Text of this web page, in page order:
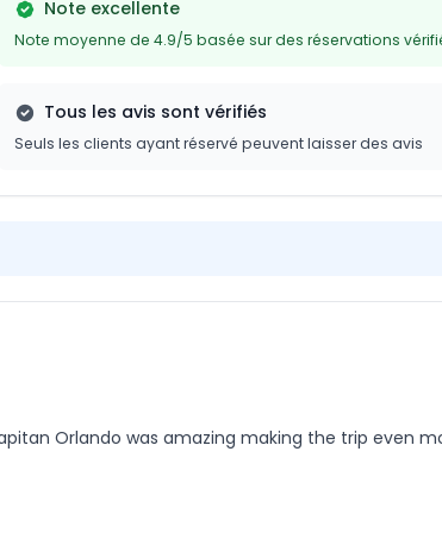
Note excellente
Note moyenne de 4.9/5 basée sur des réservations
Tous les avis sont vérifiés
Seuls les clients ayant réservé peuvent laisser des avis
Orlando was amazing making the trip even